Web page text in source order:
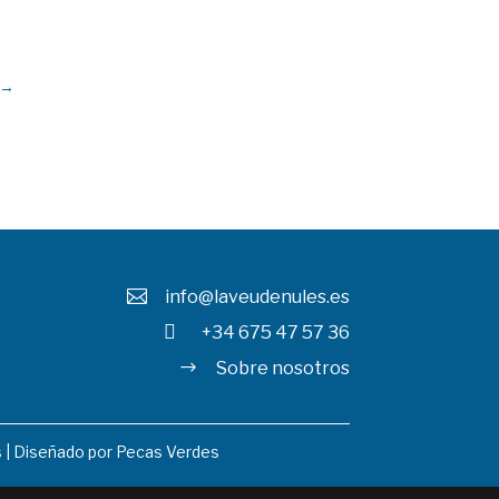
→
 info@laveudenules.es
 +34 675 47 57 36
$ Sobre nosotros
| Diseñado por Pecas Verdes